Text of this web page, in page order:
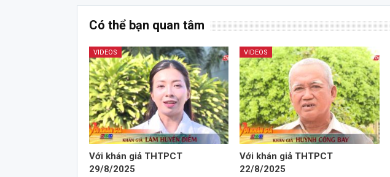
Có thể bạn quan tâm
VIDEOS
Với khán giả THTPCT
29/8/2025
VIDEOS
Với khán giả THTPCT
22/8/2025